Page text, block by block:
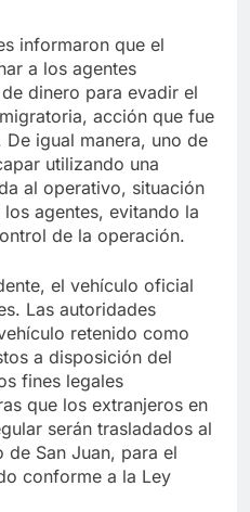
informaron que el
a los agentes
dinero para evadir el
acción que fue
igual manera, uno de
utilizando una
al operativo, situación
agentes, evitando la
de la operación.
el vehículo oficial
Las autoridades
retenido como
a disposición del
fines legales
que los extranjeros en
serán trasladados al
San Juan, para el
conforme a la Ley